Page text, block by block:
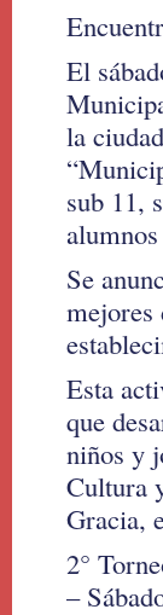
El
la
sub 11,
Se
mejores
Esta
que
niños y
Cultura
Gracia,
2°
–